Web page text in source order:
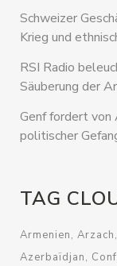
Schweizer
Krieg und
RSI Radio
Säuberung der
Genf fordert von
politischer
TAG
Armenien Arzach
Azerbaïdjan